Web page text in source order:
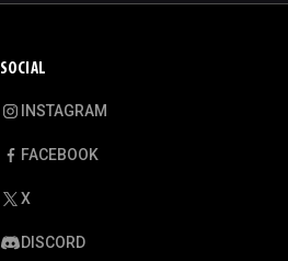
SOCIAL
INSTAGRAM
FACEBOOK
X
DISCORD